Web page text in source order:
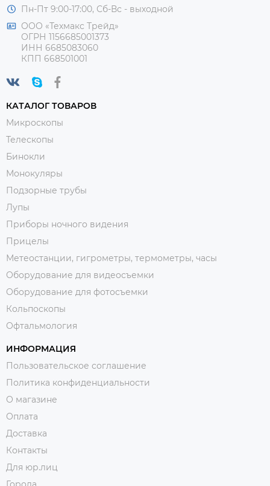
Пн-Пт 9:00-17:00, Сб-Вс - выходной
ООО «Техмакс Трейд»
ОГРН 1156685001373
ИНН 6685083060
КПП 668501001
КАТАЛОГ ТОВАРОВ
Микроскопы
Телескопы
Бинокли
Монокуляры
Подзорные трубы
Лупы
Приборы ночного видения
Прицелы
Метеостанции, гигрометры, термометры, часы
Оборудование для видеосъемки
Оборудование для фотосъемки
Кольпоскопы
Офтальмология
ИНФОРМАЦИЯ
Пользовательское соглашение
Политика конфиденциальности
О магазине
Оплата
Доставка
Контакты
Для юр.лиц